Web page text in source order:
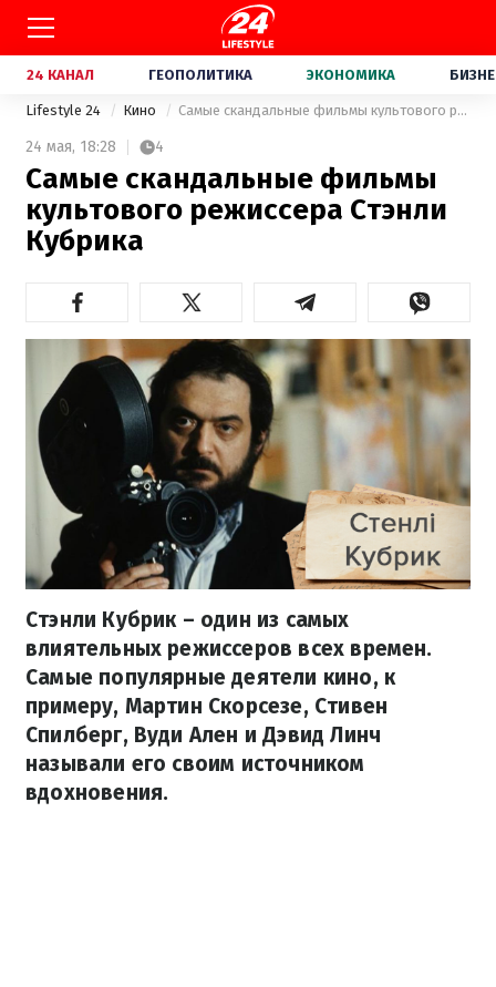
24 КАНАЛ ГЕОПОЛИТИКА ЭКОНОМИКА
Lifestyle 24 Кино Самые скандальные фильмы культового режиссера Стэнли Кубрика
24 мая, 18:28 4
Самые скандальные фильмы
культового режиссера Стэнли
Кубрика
Стэнли Кубрик – один из самых
влиятельных режиссеров всех времен.
Самые популярные деятели кино, к
примеру, Мартин Скорсезе, Стивен
Спилберг, Вуди Ален и Дэвид Линч
называли его своим источником
вдохновения.